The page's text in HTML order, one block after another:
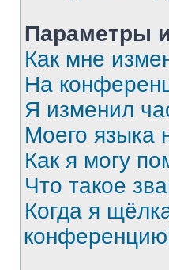
Параметры
Как мне
На
Я изменил
Моего языка
Как я могу
Что такое
Когда я